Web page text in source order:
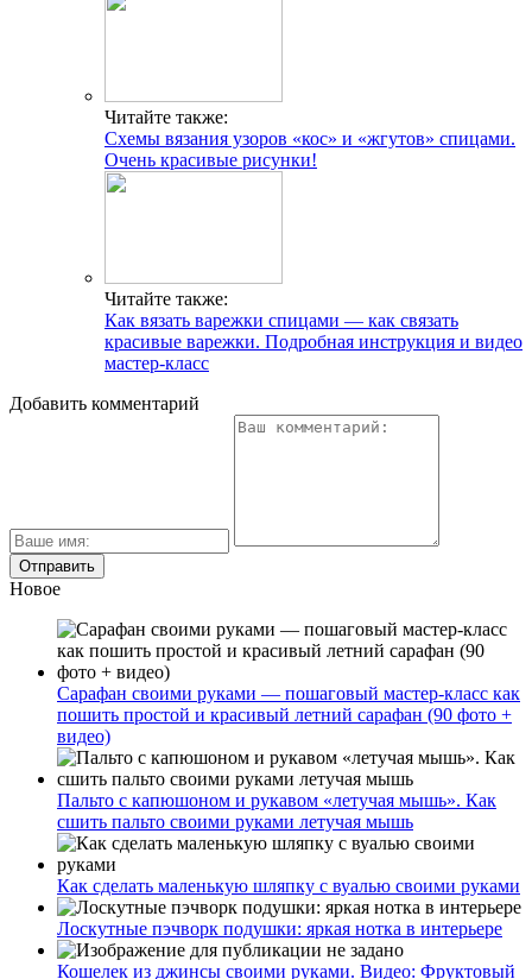
Читайте также:
Схемы вязания узоров «кос» и «жгутов» спицами.
Очень красивые рисунки!
Читайте также:
Как вязать варежки спицами — как связать
красивые варежки. Подробная инструкция и видео
мастер-класс
Добавить комментарий
Новое
Сарафан своими руками — пошаговый мастер-класс как
пошить простой и красивый летний сарафан (90 фото +
видео)
Пальто с капюшоном и рукавом «летучая мышь». Как
сшить пальто своими руками летучая мышь
Как сделать маленькую шляпку с вуалью своими руками
Лоскутные пэчворк подушки: яркая нотка в интерьере
Кошелек из джинсы своими руками. Видео: Фруктовый